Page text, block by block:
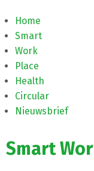
Home
Smart
Work
Place
Health
Circular
Nieuwsbrief
Smart